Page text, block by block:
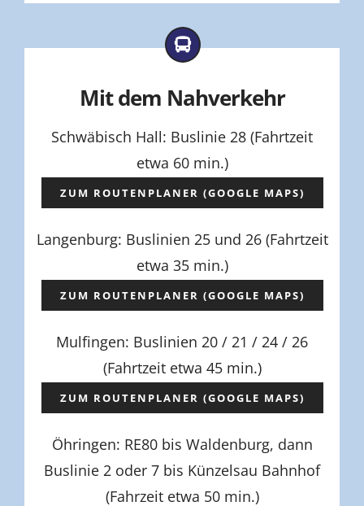
Mit dem Nahverkehr
Schwäbisch Hall: Buslinie 28 (Fahrtzeit
etwa 60 min.)
ZUM ROUTENPLANER (GOOGLE MAPS)
Langenburg: Buslinien 25 und 26 (Fahrtzeit
etwa 35 min.)
ZUM ROUTENPLANER (GOOGLE MAPS)
Mulfingen: Buslinien 20 / 21 / 24 / 26
(Fahrtzeit etwa 45 min.)
ZUM ROUTENPLANER (GOOGLE MAPS)
Öhringen: RE80 bis Waldenburg, dann
Buslinie 2 oder 7 bis Künzelsau Bahnhof
(Fahrzeit etwa 50 min.)